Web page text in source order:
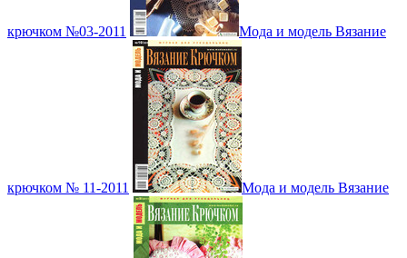
крючком №03-2011 Мода и модель Вязание
крючком № 11-2011 Мода и модель Вязание